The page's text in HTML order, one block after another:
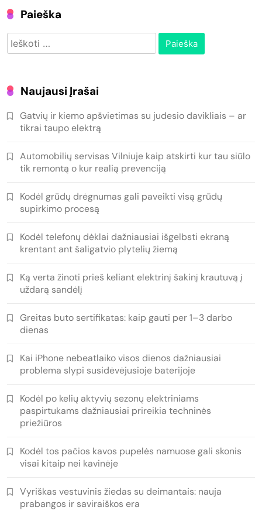
Paieška
Ieškoti:
Naujausi Įrašai
Gatvių ir kiemo apšvietimas su judesio davikliais – ar
tikrai taupo elektrą
Automobilių servisas Vilniuje kaip atskirti kur tau siūlo
tik remontą o kur realią prevenciją
Kodėl grūdų drėgnumas gali paveikti visą grūdų
supirkimo procesą
Kodėl telefonų dėklai dažniausiai išgelbsti ekraną
krentant ant šaligatvio plytelių žiemą
Ką verta žinoti prieš keliant elektrinį šakinį krautuvą į
uždarą sandėlį
Greitas buto sertifikatas: kaip gauti per 1–3 darbo
dienas
Kai iPhone nebeatlaiko visos dienos dažniausiai
problema slypi susidėvėjusioje baterijoje
Kodėl po kelių aktyvių sezonų elektriniams
paspirtukams dažniausiai prireikia techninės
priežiūros
Kodėl tos pačios kavos pupelės namuose gali skonis
visai kitaip nei kavinėje
Vyriškas vestuvinis žiedas su deimantais: nauja
prabangos ir saviraiškos era